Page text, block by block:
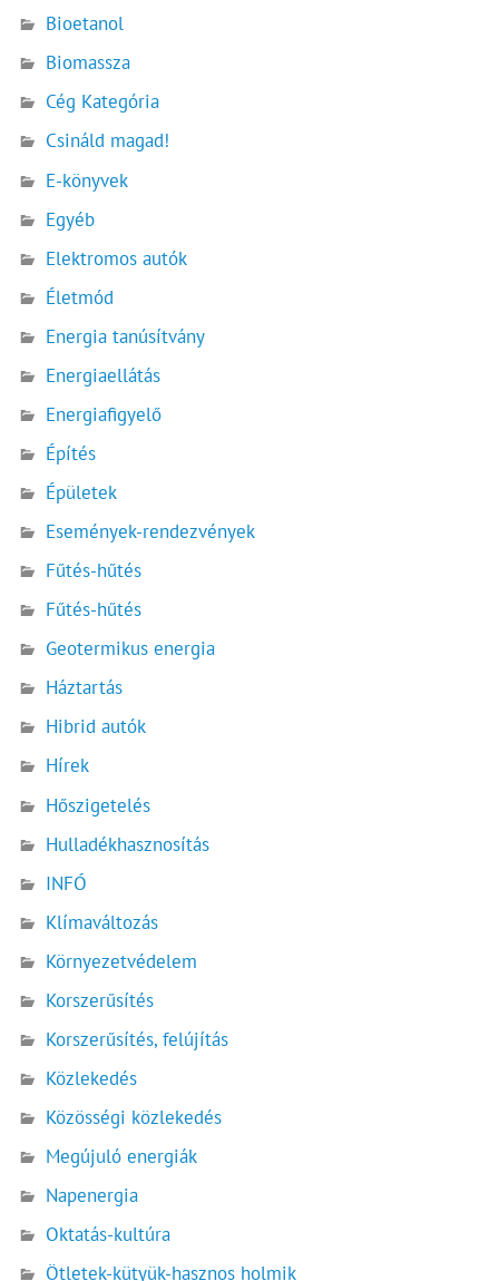
Bioetanol
Biomassza
Cég Kategória
Csináld magad!
E-könyvek
Egyéb
Elektromos autók
Életmód
Energia tanúsítvány
Energiaellátás
Energiafigyelő
Építés
Épületek
Események-rendezvények
Fűtés-hűtés
Fűtés-hűtés
Geotermikus energia
Háztartás
Hibrid autók
Hírek
Hőszigetelés
Hulladékhasznosítás
INFÓ
Klímaváltozás
Környezetvédelem
Korszerűsítés
Korszerűsítés, felújítás
Közlekedés
Közösségi közlekedés
Megújuló energiák
Napenergia
Oktatás-kultúra
Ötletek-kütyük-hasznos holmik